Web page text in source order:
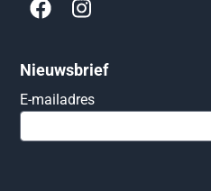
Nieuwsbrief
E-mailadresVul je e-